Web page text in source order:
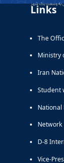
Links
The
Ministry
Iran
Student
National
Network
D-8
Vice-